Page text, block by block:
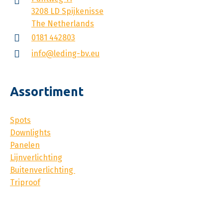
3208 LD Spijkenisse
The Netherlands
0181 442803
info@leding-bv.eu
Assortiment
Spots
Downlights
Panelen
Lijnverlichting
Buitenverlichting
Triproof